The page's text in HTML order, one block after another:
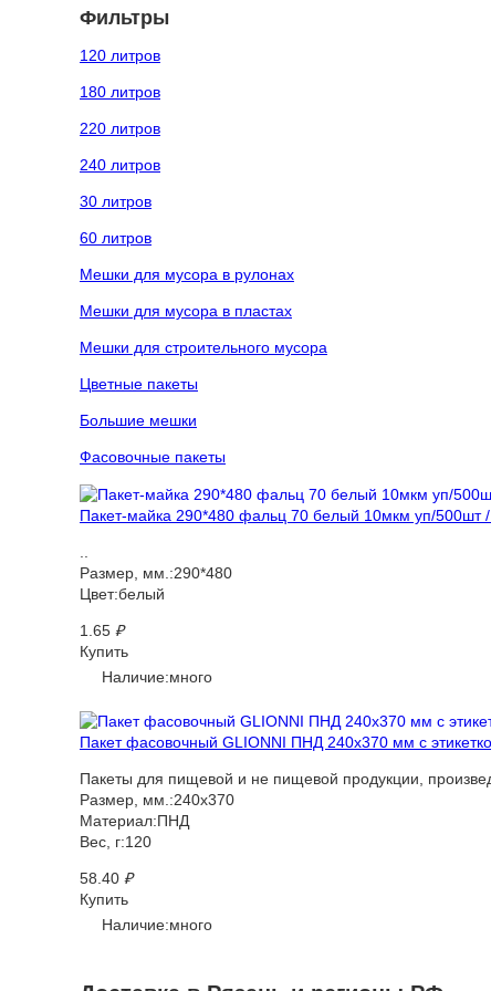
Фильтры
120 литров
180 литров
220 литров
240 литров
30 литров
60 литров
Мешки для мусора в рулонах
Мешки для мусора в пластах
Мешки для строительного мусора
Цветные пакеты
Большие мешки
Фасовочные пакеты
Пакет-майка 290*480 фальц 70 белый 10мкм уп/500шт
Размер, мм.:290*480
Цвет:белый
1.65 ₽
Купить
Наличие:много
Пакет фасовочный GLIONNI ПНД 240х370 мм с
Пакеты для пищевой и не пищевой продукции,
Размер, мм.:240х370
Материал:ПНД
Вес, г:120
58.40 ₽
Купить
Наличие:много